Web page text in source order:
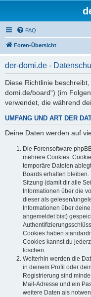
FAQ
Foren-Übersicht
der-domi.de -
Diese Richtlinie
domi.de/board“) (im
verwendet, die während
UMFANG UND ART DER
Deine Daten werden auf
Die Forensoftware
mehrere Cookies.
temporäre Dateien
Boards erhalten
Sitzung (damit dir alle
Informationen über die
dieser als gelesen/
Informationen über
angemeldet bist)
Cookies haben
Cookies kannst du
löschen.
Weiterhin werden die
in deinem Profil oder
Registrierung sind
Mail-Adresse und ein
weitere Daten als